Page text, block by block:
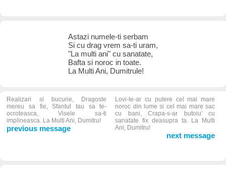
Astazi numele-ti serbam
Si cu drag vrem sa-ti uram,
"La multi ani" cu sanatate,
Bafta si noroc in toate.
La Multi Ani, Dumitrule!
Realizari si bucurie, Dragoste
mereu sa fie, Sfantul tau sa te-
ocroteasca, Visele sa-ti
implineasca. La Multi Ani, Dumitru!
previous message
Lovi-te-ar cu putere cel mai mare
noroc din lume si cel mai mare sac
cu bani, Crapa-s-ar butoiu' cu
sanatate fix deasupra ta. La Multi
Ani, Dumitru!
next message